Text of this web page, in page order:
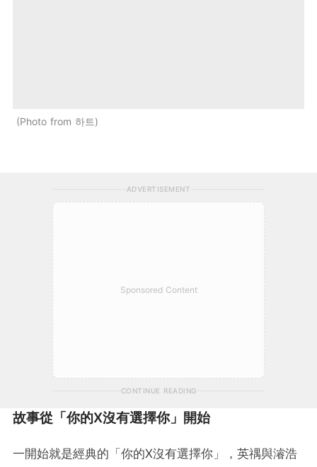
Photo from 하트
ADVERTISEMENT
Sponsored Content
CONTINUE READING
故事從「你的X沒有選擇你」開始
一開始就是經典的「你的X沒有選擇你」，英禑與濬浩